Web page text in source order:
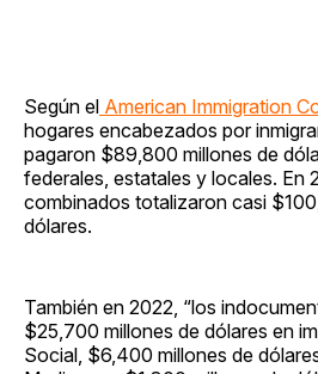
Según el American Immigration
hogares encabezados por
pagaron $89,800 millones de
federales, estatales y locales. En
combinados totalizaron casi
dólares.
También en 2022, “los
$25,700 millones de dólares en
Social, $6,400 millones de